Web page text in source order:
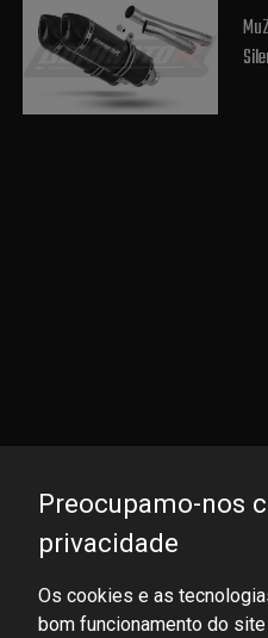
Preocupamo-nos
privacidade
Os cookies e as
bom funcionamento do